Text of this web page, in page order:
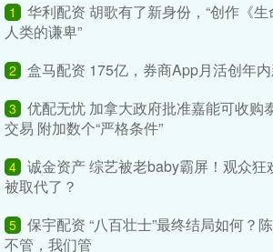
1
华利配资 胡歌有了新身份，“创作《
人类的谦卑”
2 盒马配资 175亿，券商App月活创年
3
优配无忧 加拿大政府批准嘉能可收购
交易 附加数个“严格条件”
4 诚金资产 综艺被老baby霸屏！观众
被取代了？
5 保宇配资 “八百壮士”最终结局如何？
不管，我们管